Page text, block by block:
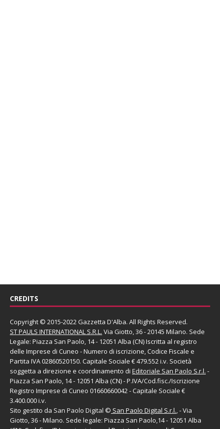
CREDITS
Copyright © 2015-2022 Gazzetta D'Alba. All Rights Reserved.
ST PAULS INTERNATIONAL S.R.L. Via Giotto, 36 - 20145 Milano. Sede
Legale: Piazza San Paolo, 14 - 12051 Alba (CN) Iscritta al registro
delle Imprese di Cuneo - Numero di iscrizione, Codice Fiscale e
Partita IVA 02860520150. Capitale Sociale € 479.552 i.v. Società
soggetta a direzione e coordinamento di Editoriale San Paolo S.r.l. -
Piazza San Paolo, 14 - 12051 Alba (CN) - P.IVA/Cod.fisc./Iscrizione
Registro Imprese di Cuneo 01660660042 - Capitale Sociale €
3.400.000 i.v.
Sito gestito da San Paolo Digital © San Paolo Digital S.r.l., - Via
Giotto, 36 - Milano. Sede legale: Piazza San Paolo,14 - 12051 Alba